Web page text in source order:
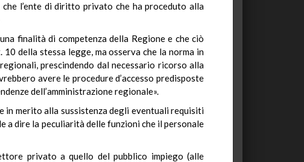
che l’ente di diritto privato che ha proceduto alla
finalità di competenza della Regione e che ciò
della stessa legge, ma osserva che la norma in
prescindendo dal necessario ricorso alla
avere le procedure d’accesso predisposte
dell’amministrazione regionale».
in merito alla sussistenza degli eventuali requisiti
a dire la peculiarità delle funzioni che il personale
privato a quello del pubblico impiego (alle